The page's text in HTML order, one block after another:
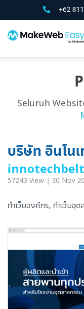
+62
Seluruh
บริษัท อินโน
57243 View | 30 Nov
ทำเว็บองค์กร, ทำเว็บอุต